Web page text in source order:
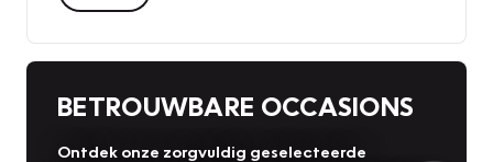
BETROUWBARE OCCASIONS
Ontdek onze zorgvuldig geselecteerde